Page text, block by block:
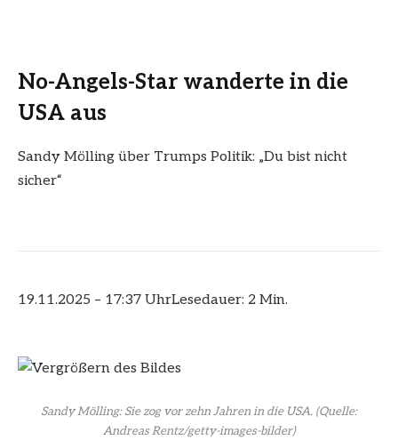
No-Angels-Star wanderte in die
USA aus
Sandy Mölling über Trumps Politik: „Du bist nicht
sicher“
19.11.2025 – 17:37 UhrLesedauer: 2 Min.
Sandy Mölling: Sie zog vor zehn Jahren in die USA. (Quelle:
Andreas Rentz/getty-images-bilder)